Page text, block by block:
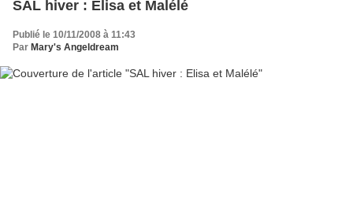
SAL hiver : Elisa et Malélé
Publié le 10/11/2008 à 11:43
Par Mary's Angeldream